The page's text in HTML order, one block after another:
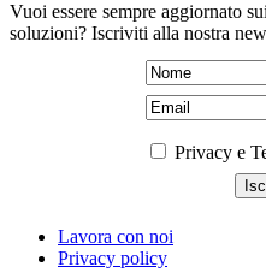
Vuoi essere sempre aggiornato
soluzioni? Iscriviti alla nostra
Privacy e
Lavora con noi
Privacy policy